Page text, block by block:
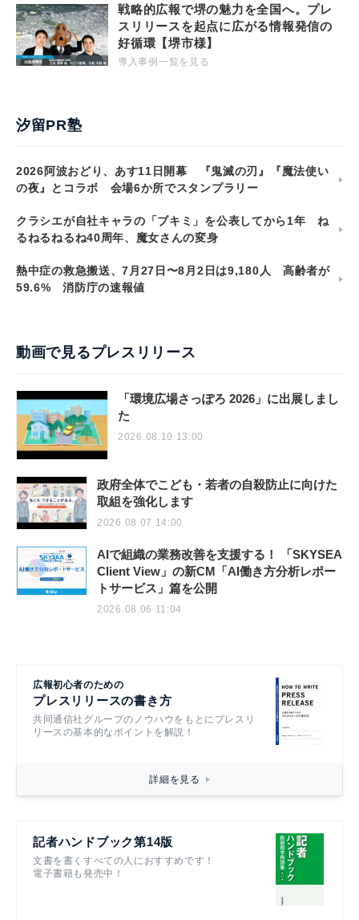
戦略的広報で堺の魅力を全国へ。プレ
スリリースを起点に広がる情報発信の
好循環【堺市様】
導入事例一覧を見る
汐留PR塾
2026阿波おどり、あす11日開幕 『鬼滅の刃』『魔法使い
の夜』とコラボ 会場6か所でスタンプラリー
クラシエが自社キャラの「ブキミ」を公表してから1年 ね
るねるねるね40周年、魔女さんの変身
熱中症の救急搬送、7月27日〜8月2日は9,180人 高齢者が
59.6% 消防庁の速報値
動画で見るプレスリリース
「環境広場さっぽろ 2026」に出展しまし
た
2026.08.10 13:00
政府全体でこども・若者の自殺防止に向けた
取組を強化します
2026.08.07 14:00
AIで組織の業務改善を支援する！ 「SKYSEA
Client View」の新CM「AI働き方分析レポー
トサービス」篇を公開
2026.08.06 11:04
広報初心者のための
プレスリリースの書き方
共同通信社グループのノウハウをもとにプレスリ
リースの基本的なポイントを解説！
詳細を見る
記者ハンドブック第14版
文書を書くすべての人におすすめです！
電子書籍も発売中！